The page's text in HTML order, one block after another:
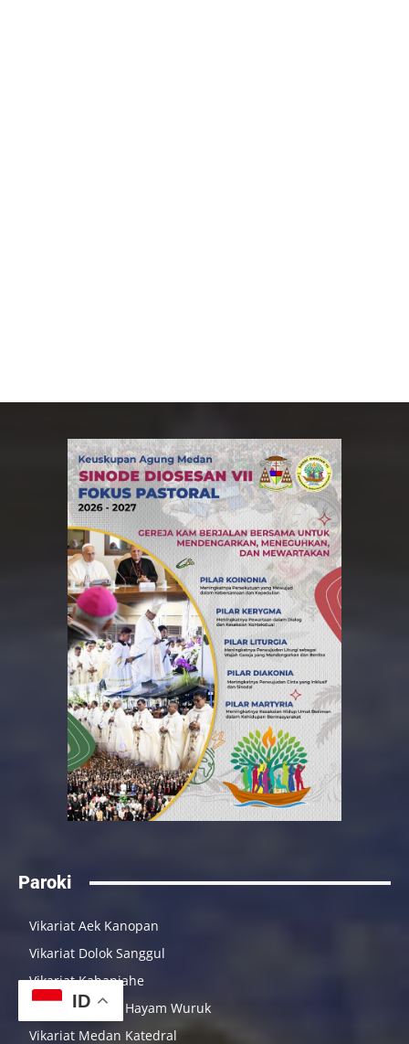
Vikariat Aek Kanopan
Vikariat Dolok Sanggul
Vikariat Kabanjahe
Vikariat Medan Hayam Wuruk
Vikariat Medan Katedral
Vikariat Pangururan
ID